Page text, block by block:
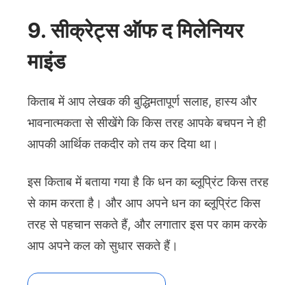
9. सीक्रेट्स ऑफ द मिलेनियर
माइंड
किताब में आप लेखक की बुद्धिमतापूर्ण सलाह, हास्य और
भावनात्मकता से सीखेंगे कि किस तरह आपके बचपन ने ही
आपकी आर्थिक तकदीर को तय कर दिया था।
इस किताब में बताया गया है कि धन का ब्लूप्रिंट किस तरह
से काम करता है। और आप अपने धन का ब्लूप्रिंट किस
तरह से पहचान सकते हैं, और लगातार इस पर काम करके
आप अपने कल को सुधार सकते हैं।